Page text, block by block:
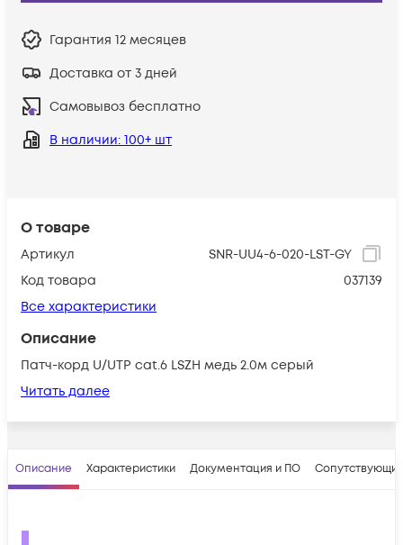
О товаре
Артикул
SNR-UU4-6-020-LST-GY
Код товара
037139
Все характеристики
Описание
Патч-корд U/UTP cat.6 LSZH медь 2.0м серый
Читать далее
Гарантия 12 месяцев
Доставка от 3 дней
Самовывоз бесплатно
В наличии: 100+ шт
Описание Характеристики Документация и ПО